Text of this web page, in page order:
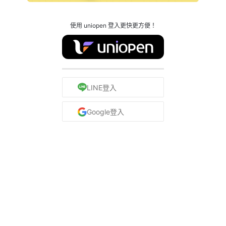
使用 uniopen 登入更快更方便！
LINE登入
Google登入